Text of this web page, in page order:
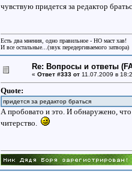
чувствую придется за редактор
Есть два мнения, одно правильное - НО маст хав!
И все остальные...(звук передергиваемого затвора)
Re: Вопросы и ответы
« Ответ #333 от11.07.2009 в
Quote:
придется за редактор браться
А пробовато и это. И обнаружено,
читерство.